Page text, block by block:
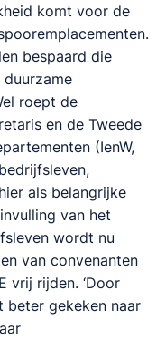
komt voor de
bespaard die
roept de
en de Tweede
(IenW,
als belangrijke
van het
wordt nu
van convenanten
vrij rijden. ‘Door
gekeken naar